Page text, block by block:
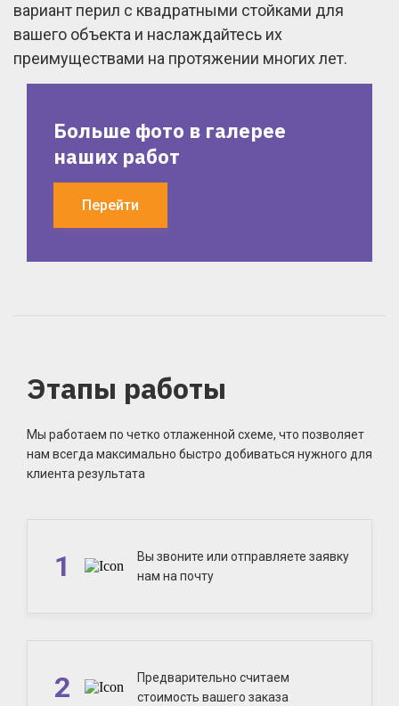
вариант перил с квадратными стойками для
вашего объекта и наслаждайтесь их
преимуществами на протяжении многих лет.
Больше фото в галерее
наших работ
Перейти
Этапы работы
Мы работаем по четко отлаженной схеме, что позволяет
нам всегда максимально быстро добиваться нужного для
клиента результата
1
Вы звоните или отправляете заявку
нам на почту
2
Предварительно считаем
стоимость вашего заказа